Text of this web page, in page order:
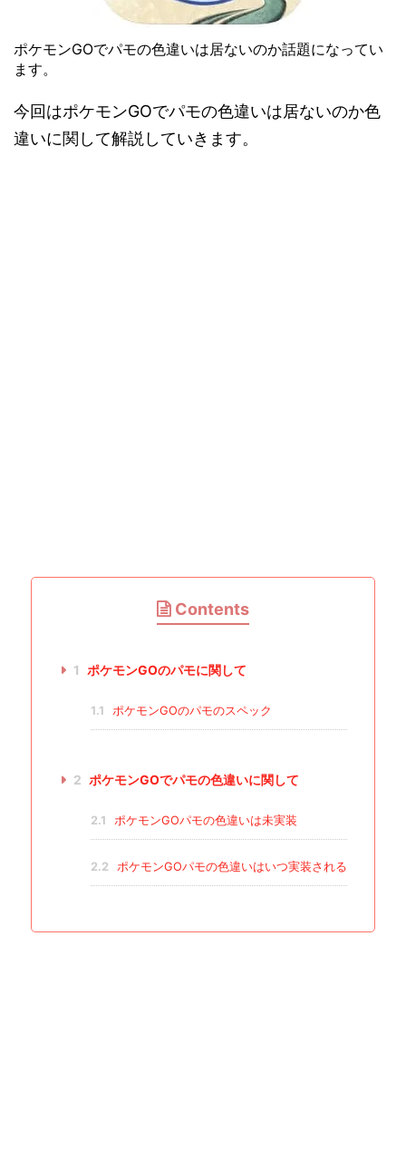
ポケモンGOでパモの色違いは居ないのか話題になってい
ます。
今回はポケモンGOでパモの色違いは居ないのか色
違いに関して解説していきます。
Contents
1 ポケモンGOのパモに関して
1.1 ポケモンGOのパモのスペック
2 ポケモンGOでパモの色違いに関して
2.1 ポケモンGOパモの色違いは未実装
2.2 ポケモンGOパモの色違いはいつ実装される